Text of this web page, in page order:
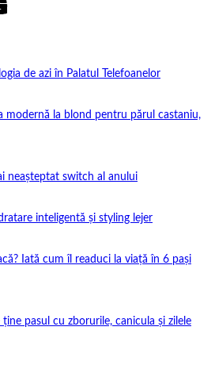
de azi în Palatul Telefoanelor
modernă la blond pentru părul castaniu,
neașteptat switch al anului
inteligentă și styling lejer
Iată cum îl readuci la viață în 6 pași
pasul cu zborurile, canicula și zilele